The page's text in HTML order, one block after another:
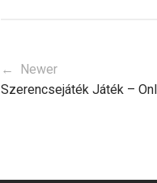
← Newer
Szerencsejáték Játék –